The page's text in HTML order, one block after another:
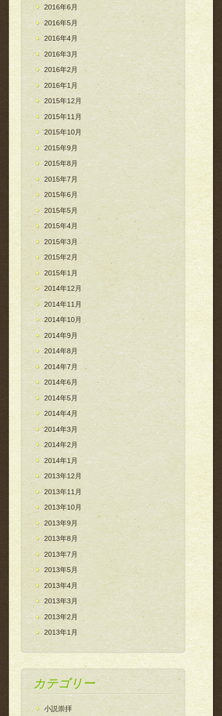
2016年6月
2016年5月
2016年4月
2016年3月
2016年2月
2016年1月
2015年12月
2015年11月
2015年10月
2015年9月
2015年8月
2015年7月
2015年6月
2015年5月
2015年4月
2015年3月
2015年2月
2015年1月
2014年12月
2014年11月
2014年10月
2014年9月
2014年8月
2014年7月
2014年6月
2014年5月
2014年4月
2014年3月
2014年2月
2014年1月
2013年12月
2013年11月
2013年10月
2013年9月
2013年8月
2013年7月
2013年5月
2013年4月
2013年3月
2013年2月
2013年1月
カテゴリー
小説崇拝